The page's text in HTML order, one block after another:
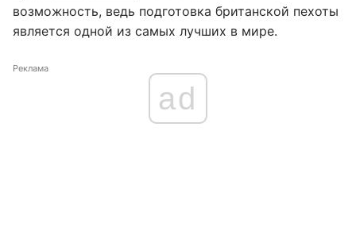
возможность, ведь подготовка британской пехоты
является одной из самых лучших в мире.
Реклама
ad